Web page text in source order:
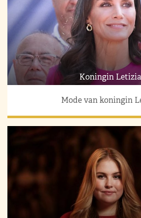
Koningin Letizia
Mode van koningin